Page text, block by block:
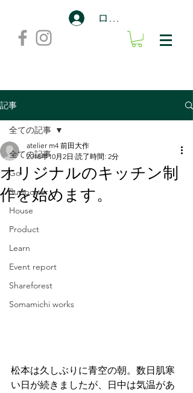
ログイン
記事
全ての記事
Go
Supporter
House
Product
Learn
Event report
Shareforest
Somamichi works
全ての記事
オリジナルのキッチン制
作を始めます。
atelier m4 前田大作
2018年10月2日 読了時間: 2分
松本は久しぶりに青空の朝。数日肌寒
い日が続きましたが、日中は気温があ